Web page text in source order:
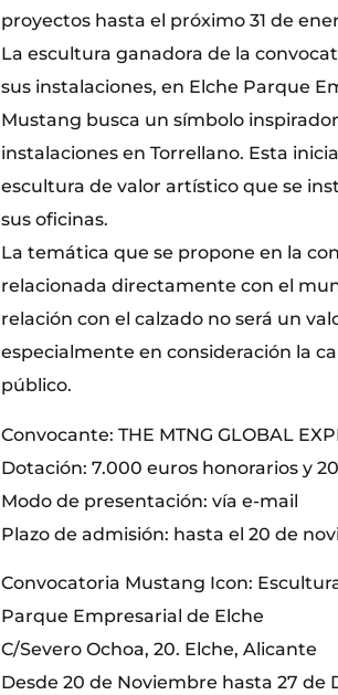
proyectos hasta el próximo 31 de
La escultura ganadora de la
sus instalaciones, en Elche Parque
Mustang busca un símbolo
instalaciones en Torrellano. Esta
escultura de valor artístico que se
sus oficinas.
La temática que se propone en la
relacionada directamente con el
relación con el calzado no será un
especialmente en consideración la
público.
Convocante: THE MTNG GLOBAL
Dotación: 7.000 euros honorarios y
Modo de presentación: vía e-mail
Plazo de admisión: hasta el 20 de
Convocatoria Mustang Icon:
Parque Empresarial de Elche
C/Severo Ochoa, 20. Elche, Alicante
Desde 20 de Noviembre hasta 27 de